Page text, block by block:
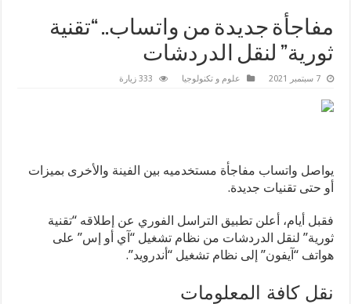
مفاجأة جديدة من واتساب.. “تقنية
ثورية” لنقل الدردشات
7 سبتمبر 2021 علوم و تكنولوجيا 333 زيارة
يواصل واتساب مفاجأة مستخدميه بين الفينة والأخرى بميزات
أو حتى تقنيات جديدة.
فقبل أيام، أعلن تطبيق التراسل الفوري عن إطلاقه “تقنية
ثورية” لنقل الدردشات من نظام تشغيل “آي أو إس” على
هواتف “آيفون” إلى نظام تشغيل “أندرويد”.
نقل كافة المعلومات